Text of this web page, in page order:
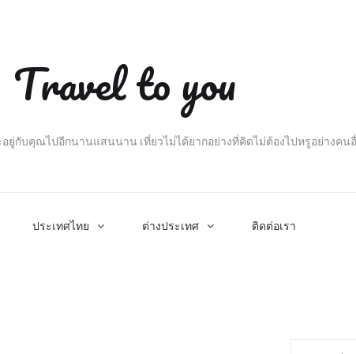
Travel to you
ยู่กับคุณไปอีกนานแสนนาน เที่ยวไม่ได้ยากอย่างที่คิดไม่ต้องไปหรูอย่างคน
ประเทศไทย ต่างประเทศ ติดต่อเรา